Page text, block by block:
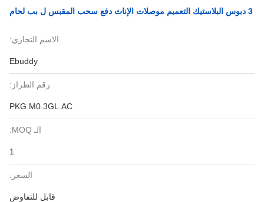
3 دبوس البلاستيك التعميم موصلات الإناث دفع سحب المقبس ل بب لحام
الاسم التجاري:
Ebuddy
رقم الطراز:
PKG.M0.3GL.AC
الـ MOQ:
1
السعر:
قابل للتفاوض